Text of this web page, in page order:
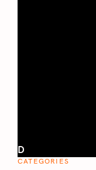
D
CATEGORIES